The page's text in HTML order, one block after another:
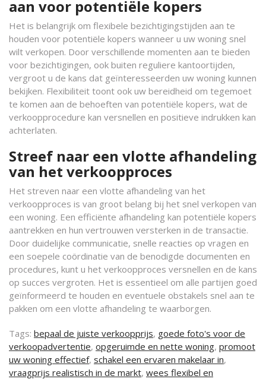
aan voor potentiële kopers
Het is belangrijk om flexibele bezichtigingstijden aan te
houden voor potentiële kopers wanneer u uw woning snel
wilt verkopen. Door verschillende momenten aan te bieden
voor bezichtigingen, ook buiten reguliere kantoortijden,
vergroot u de kans dat geïnteresseerden uw woning kunnen
bekijken. Flexibiliteit toont ook uw bereidheid om tegemoet
te komen aan de behoeften van potentiële kopers, wat de
verkoopprocedure kan versnellen en positieve indrukken kan
achterlaten.
Streef naar een vlotte afhandeling
van het verkoopproces
Het streven naar een vlotte afhandeling van het
verkoopproces is van groot belang bij het snel verkopen van
een woning. Een efficiënte afhandeling kan potentiële kopers
aantrekken en hun vertrouwen versterken in de transactie.
Door duidelijke communicatie, snelle reacties op vragen en
een soepele coördinatie van de benodigde documenten en
procedures, kunt u het verkoopproces versnellen en de kans
op succes vergroten. Het is essentieel om alle partijen goed
geïnformeerd te houden en eventuele obstakels snel aan te
pakken om een vlotte afhandeling te waarborgen.
Tags: bepaal de juiste verkoopprijs, goede foto's voor de
verkoopadvertentie, opgeruimde en nette woning, promoot
uw woning effectief, schakel een ervaren makelaar in,
vraagprijs realistisch in de markt, wees flexibel en